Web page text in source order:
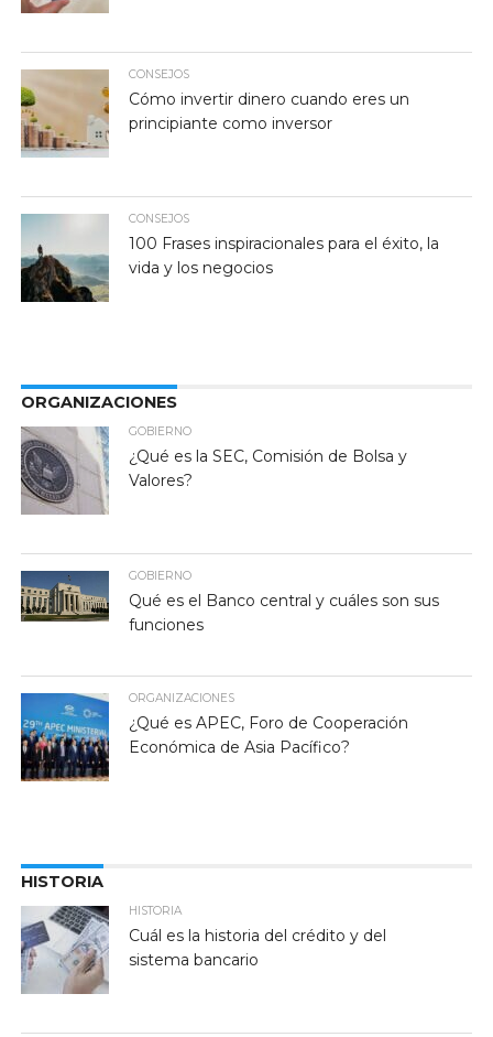
CONSEJOS
Cómo invertir dinero cuando eres un
principiante como inversor
CONSEJOS
100 Frases inspiracionales para el éxito, la
vida y los negocios
ORGANIZACIONES
GOBIERNO
¿Qué es la SEC, Comisión de Bolsa y
Valores?
GOBIERNO
Qué es el Banco central y cuáles son sus
funciones
ORGANIZACIONES
¿Qué es APEC, Foro de Cooperación
Económica de Asia Pacífico?
HISTORIA
HISTORIA
Cuál es la historia del crédito y del
sistema bancario